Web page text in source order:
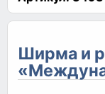
Ширма и